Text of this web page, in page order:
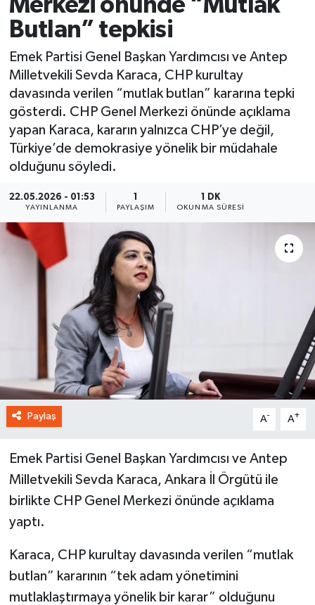
Merkezi önünde “Mutlak
Butlan” tepkisi
Emek Partisi Genel Başkan Yardımcısı ve Antep
Milletvekili Sevda Karaca, CHP kurultay
davasında verilen “mutlak butlan” kararına tepki
gösterdi. CHP Genel Merkezi önünde açıklama
yapan Karaca, kararın yalnızca CHP’ye değil,
Türkiye’de demokrasiye yönelik bir müdahale
olduğunu söyledi.
22.05.2026 - 01:53
YAYINLANMA
1
PAYLAŞIM
1 DK
OKUNMA SÜRESI
Paylaş A- A+
Emek Partisi Genel Başkan Yardımcısı ve Antep
Milletvekili Sevda Karaca, Ankara İl Örgütü ile
birlikte CHP Genel Merkezi önünde açıklama
yaptı.
Karaca, CHP kurultay davasında verilen “mutlak
butlan” kararının “tek adam yönetimini
mutlaklaştırmaya yönelik bir karar” olduğunu